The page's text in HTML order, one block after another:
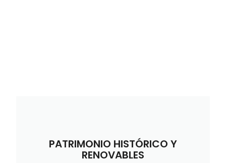
PATRIMONIO HISTÓRICO Y
RENOVABLES